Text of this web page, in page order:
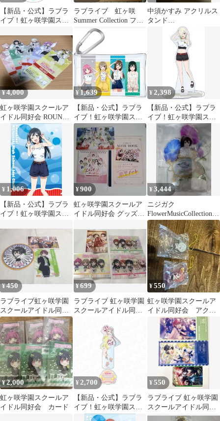
【新品・公式】ラブラ
イブ！虹ヶ咲学園スク
リアステッカー／桜坂
しずく 公式グッズ
colleize
ラブライブ 虹ヶ咲
Summer Collection フォ
トカード 優木せつ菜
中須かすみ アクリルス
タンド
SummerCollection 虹ヶ
¥4,000
虹ヶ咲学園スクールア
イドル同好会 ROUND1
コラボ
¥ 1,639
【新品・公式】ラブラ
イブ！虹ヶ咲学園スク
ールアイドル同好会 カ
ラビナ付きクリアケー
ス／1年生 公式グッズ
colleize
¥ 2,398
【新品・公式】ラブラ
イブ！虹ヶ咲学園スク
ールアイドル同好会 ア
クリルスタンド／ミ
ア・テイラー 公式グッ
ズ colleize
¥ 1,006
【新品・公式】ラブラ
イブ！虹ヶ咲学園スク
リアファイル／優木 せ
つ菜 公式グッズ
colleize
¥900
虹ヶ咲学園スクールア
イドル同好会 グッズセ
¥3,444
ニジガク
FlowerMusicCollection
桜坂しずく アクリル
¥ 450
ラブライブ虹ヶ咲学園
スクールアイドル同好
会 グッズセット
¥699
ラブライブ 虹ヶ咲学園
スクールアイドル同好
¥550
虹ヶ咲学園スクールア
イドル同好会 アクリ
ルキーホルダー 2種セ
ット
¥2,000
虹ヶ咲学園スクールア
イドル同好会 カード
¥ 2,700
【新品・公式】ラブラ
イブ！虹ヶ咲学園スク
ールアイドル同好会 デ
¥550
ラブライブ 虹ヶ咲学園
スクールアイドル同好
会 まとめ売り